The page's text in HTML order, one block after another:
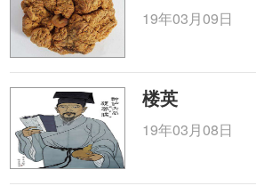
19年03月09日
楼英
19年03月08日